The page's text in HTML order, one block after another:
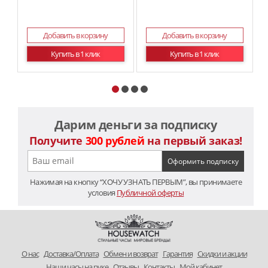
Добавить в корзину
Купить в 1 клик
Добавить в корзину
Купить в 1 клик
Дарим деньги за подписку
Получите 300 рублей на первый заказ!
Нажимая на кнопку “ХОЧУ УЗНАТЬ ПЕРВЫМ”, вы принимаете
условия Публичной оферты
O нас Доставка/Оплата Обмен и возврат Гарантия Скидки и акции